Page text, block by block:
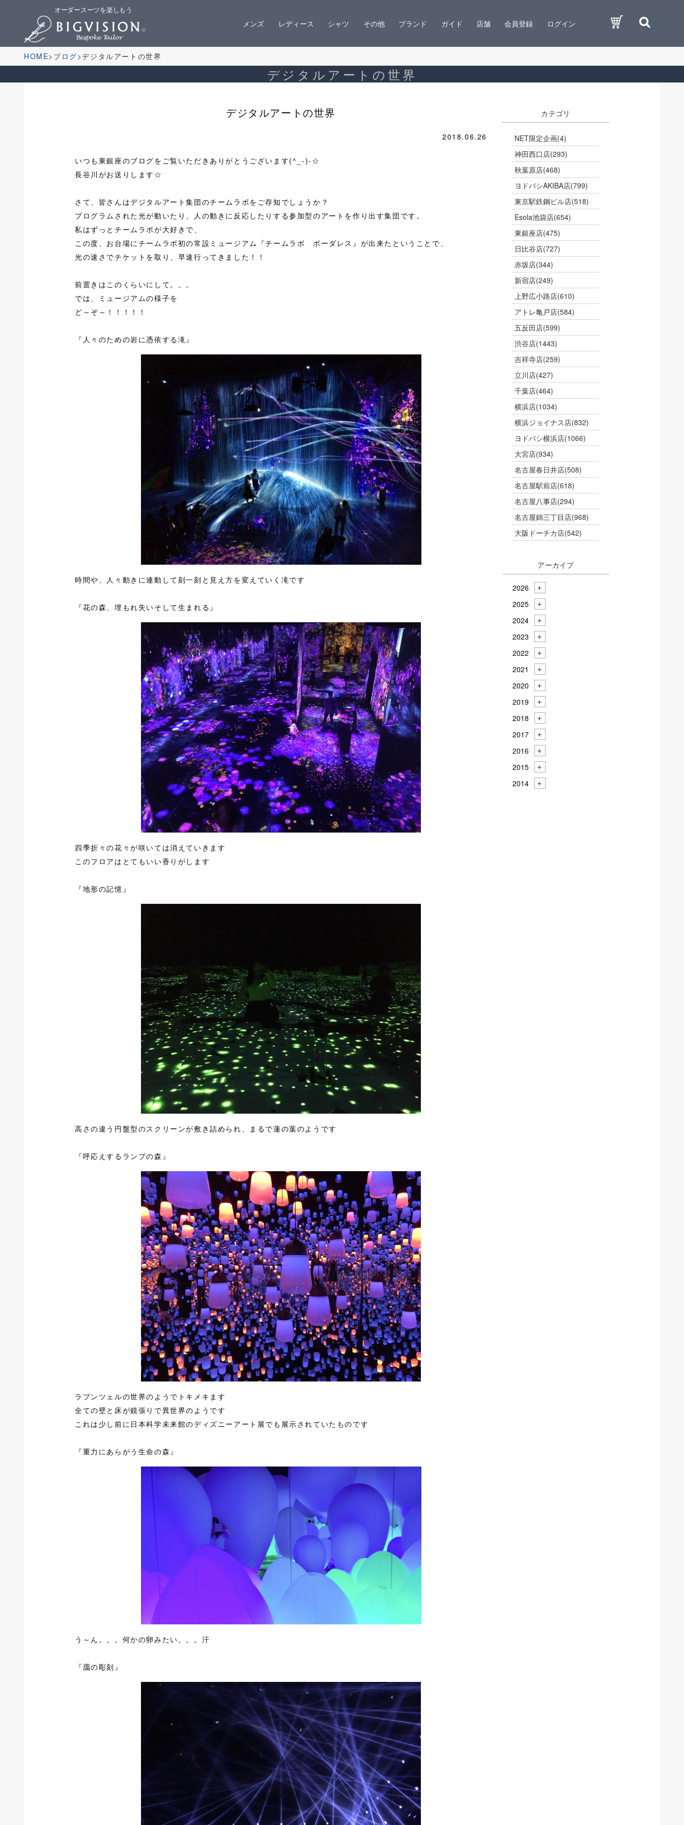
オーダースーツを楽しもう
メンズ レディース シャツ その他 ブランド ガイド 店舗 会員登録 ログイン
HOME ブログ デジタルアートの世界
デジタルアートの世界
デジタルアートの世界
2018.06.26
いつも東銀座のブログをご覧いただきありがとうございます(^_-)-☆
長谷川がお送りします☆
さて、皆さんはデジタルアート集団のチームラボをご存知でしょうか？
プログラムされた光が動いたり、人の動きに反応したりする参加型のアートを作り出す集団です。
私はずっとチームラボが大好きで、
この度、お台場にチームラボ初の常設ミュージアム『チームラボ ボーダレス』が出来たということで、
光の速さでチケットを取り、早速行ってきました！！
前置きはこのくらいにして。。。
では、ミュージアムの様子を
ど～ぞ～！！！！！
『人々のための岩に憑依する滝』
時間や、人々動きに連動して刻一刻と見え方を変えていく滝です
『花の森、埋もれ失いそして生まれる』
四季折々の花々が咲いては消えていきます
このフロアはとてもいい香りがします
『地形の記憶』
高さの違う円盤型のスクリーンが敷き詰められ、まるで蓮の葉のようです
『呼応えするランプの森』
ラプンツェルの世界のようでトキメキます
全ての壁と床が鏡張りで異世界のようです
これは少し前に日本科学未来館のディズニーアート展でも展示されていたものです
『重力にあらがう生命の森』
う～ん。。。何かの卵みたい。。。汗
『靄の彫刻』
カテゴリ
NET限定企画(4)
神田西口店(293)
秋葉原店(468)
ヨドバシAKIBA店(799)
東京駅鉄鋼ビル店(518)
Esola池袋店(654)
東銀座店(475)
日比谷店(727)
赤坂店(344)
新宿店(249)
上野広小路店(610)
アトレ亀戸店(584)
五反田店(599)
渋谷店(1443)
吉祥寺店(259)
立川店(427)
千葉店(464)
横浜店(1034)
横浜ジョイナス店(832)
ヨドバシ横浜店(1066)
大宮店(934)
名古屋春日井店(508)
名古屋駅前店(618)
名古屋八事店(294)
名古屋錦三丁目店(968)
大阪ドーチカ店(542)
アーカイブ
2026
2025
2024
2023
2022
2021
2020
2019
2018
2017
2016
2015
2014